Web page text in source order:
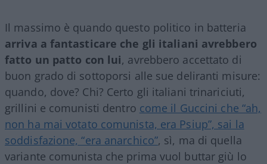
Il massimo è quando questo politico in batteria
arriva a fantasticare che gli italiani avrebbero
fatto un patto con lui, avrebbero accettato di
buon grado di sottoporsi alle sue deliranti misure:
quando, dove? Chi? Certo gli italiani trinariciuti,
grillini e comunisti dentro come il Guccini che “ah,
non ha mai votato comunista, era Psiup”, sai la
soddisfazione, “era anarchico”, sì, ma di quella
variante comunista che prima vuol buttar giù lo